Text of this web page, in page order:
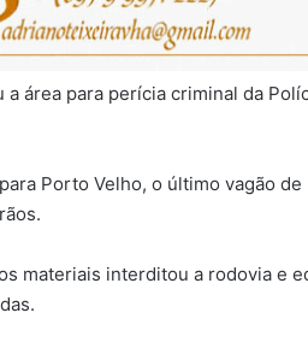
a área para perícia criminal da
Porto Velho, o último vagão
materiais interditou a rodovia e